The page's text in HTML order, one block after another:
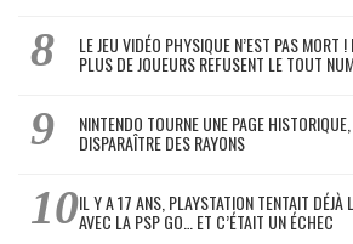
LE JEU VIDÉO PHYSIQUE N’EST PAS MORT
PLUS DE JOUEURS REFUSENT LE TOUT
NINTENDO TOURNE UNE PAGE
DISPARAÎTRE DES RAYONS
IL Y A 17 ANS, PLAYSTATION TENTAIT
AVEC LA PSP GO… ET C’ÉTAIT UN ÉCHEC